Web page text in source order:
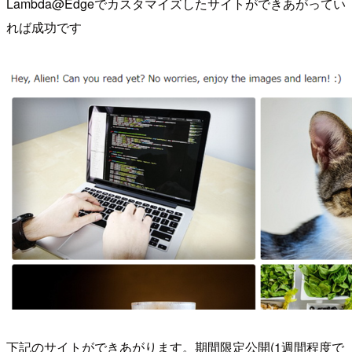
Lambda@Edgeでカスタマイズしたサイトができあがってい
れば成功です
下記のサイトができあがります。期間限定公開(1週間程度で